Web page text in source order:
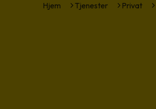
Hjem Tjenester Privat